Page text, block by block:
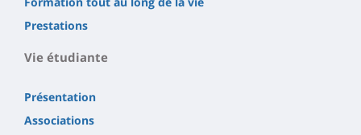
Prestations
Vie étudiante
Présentation
Associations